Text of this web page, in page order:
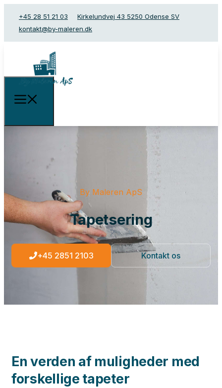
+45 28 51 21 03
Kirkelundvej 43 5250 Odense SV
kontakt@by-maleren.dk
By Maleren ApS
Tapetsering
+45 2851 2103 Kontakt os
En verden af muligheder med
forskellige tapeter